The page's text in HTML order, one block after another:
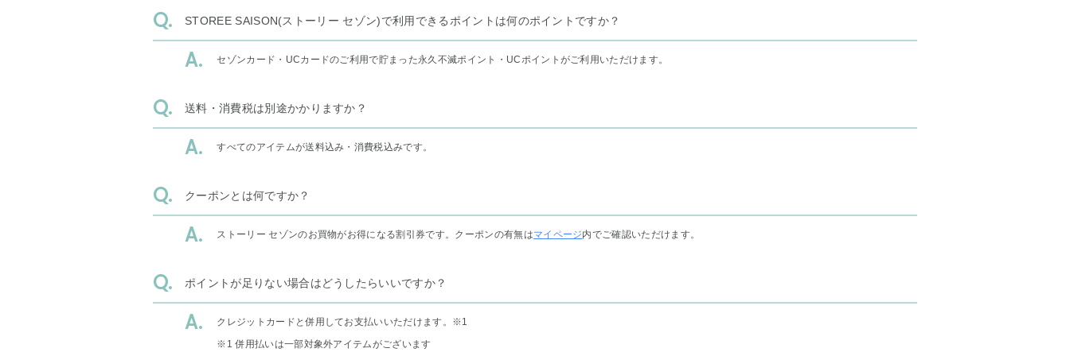
STOREE SAISON(ストーリー セゾン)で利用できるポイントは何のポイントですか？
セゾンカード・UCカードのご利用で貯まった永久不滅ポイント・UCポイントがご利用いただけます。
送料・消費税は別途かかりますか？
すべてのアイテムが送料込み・消費税込みです。
クーポンとは何ですか？
ストーリー セゾンのお買物がお得になる割引券です。クーポンの有無はマイページ内でご確認いただけます。
ポイントが足りない場合はどうしたらいいですか？
クレジットカードと併用してお支払いいただけます。 ※1
※1 併用払いは一部対象外アイテムがございます